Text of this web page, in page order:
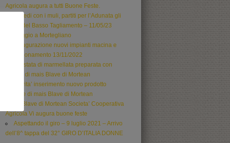
Agricola augura a tutti Buone Feste.
A piedi con i muli, partiti per l’Adunata gli
Alpini del Basso Tagliamento – 11/05/23
passaggio a Mortegliano
Inaugurazione nuovi impianti macina e
confezionamento 13/11/2022
Crostata di marmellata preparata con
fioretto di mais Blave di Mortean
Novita’ inserimento nuovo prodotto
Gallette di mais Blave di Mortean
La Blave di Mortean Societa’ Cooperativa
Agricola Vi augura buone feste
Aspettando il giro – 9 luglio 2021 – Arrivo
dell’8^ tappa del 32° GIRO D’ITALIA DONNE